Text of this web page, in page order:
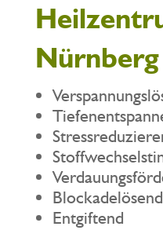
Blockadelösend
Entgiftend